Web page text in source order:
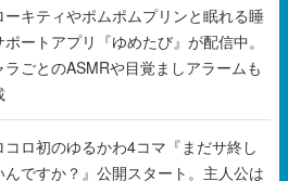
ーキティやポムポムプリンと眠れる睡
ポートアプリ『ゆめたび』が配信中。
ラごとのASMRや目覚ましアラームも
コロ初のゆるかわ4コマ『まだサ終し
んですか？』公開スタート。主人公は